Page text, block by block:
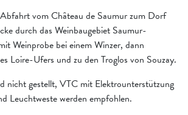
vom Château de Saumur zum Dorf
durch das Weinbaugebiet Saumur-
Weinprobe bei einem Winzer, dann
Loire-Ufers und zu den Troglos von Souzay.
nicht gestellt, VTC mit Elektrounterstützung
Leuchtweste werden empfohlen.